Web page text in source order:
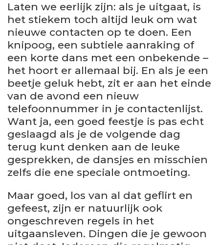
Laten we eerlijk zijn: als je uitgaat, is
het stiekem toch altijd leuk om wat
nieuwe contacten op te doen. Een
knipoog, een subtiele aanraking of
een korte dans met een onbekende –
het hoort er allemaal bij. En als je een
beetje geluk hebt, zit er aan het einde
van de avond een nieuw
telefoonnummer in je contactenlijst.
Want ja, een goed feestje is pas echt
geslaagd als je de volgende dag
terug kunt denken aan de leuke
gesprekken, de dansjes en misschien
zelfs die ene speciale ontmoeting.
Maar goed, los van al dat geflirt en
gefeest, zijn er natuurlijk ook
ongeschreven regels in het
uitgaansleven. Dingen die je gewoon